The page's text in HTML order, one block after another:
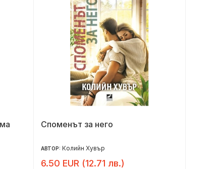
Споменът за него
АВТОР: Колийн Хувър
6.50 EUR (12.71 лв.)